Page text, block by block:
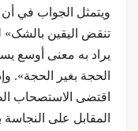
ويتمثل الجواب في
تنقض اليقين
يراد به معنى أوسع
الحجة بغير الحجة».
اقتضى الاستصحاب
المقابل على